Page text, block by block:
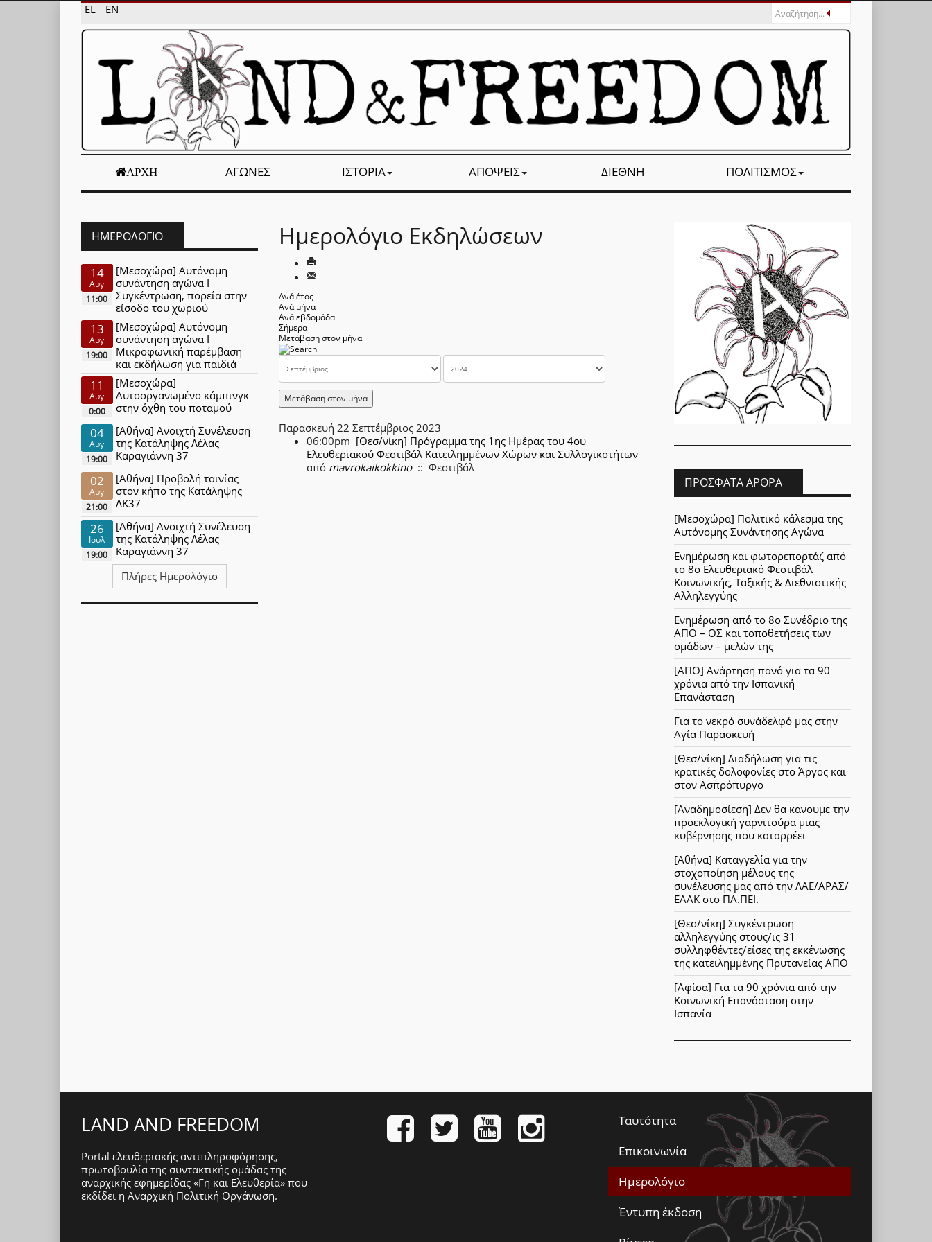
EL EN
ΑΡΧΉ ΑΓΏΝΕΣ ΙΣΤΟΡΊΑ ΑΠΌΨΕΙΣ ΔΙΕΘΝΉ ΠΟΛΙΤΙΣΜΌΣ
Ημερολόγιο Εκδηλώσεων
Ανά έτος
Ανά μήνα
Ανά εβδομάδα
Σήμερα
Μετάβαση στον μήνα
Μετάβαση στον μήνα
Παρασκευή 22 Σεπτέμβριος 2023
06:00pm [Θεσ/νίκη] Πρόγραμμα της 1ης Ημέρας του 4ου
Ελευθεριακού Φεστιβάλ Κατειλημμένων Χώρων και Συλλογικοτήτων
από mavrokaikokkino:: Φεστιβάλ
ΗΜΕΡΟΛΌΓΙΟ
14
Αυγ
11:00
[Μεσοχώρα] Αυτόνομη
συνάντηση αγώνα Ι
Συγκέντρωση, πορεία στην
είσοδο του χωριού
13
Αυγ
19:00
[Μεσοχώρα] Αυτόνομη
συνάντηση αγώνα Ι
Μικροφωνική παρέμβαση
και εκδήλωση για παιδιά
11
Αυγ
0:00
[Μεσοχώρα]
Αυτοοργανωμένο κάμπινγκ
στην όχθη του ποταμού
04
Αυγ
19:00
[Αθήνα] Ανοιχτή Συνέλευση
της Κατάληψης Λέλας
Καραγιάννη 37
02
Αυγ
21:00
[Αθήνα] Προβολή ταινίας
στον κήπο της Κατάληψης
ΛΚ37
26
Ιουλ
19:00
[Αθήνα] Ανοιχτή Συνέλευση
της Κατάληψης Λέλας
Καραγιάννη 37
Πλήρες Ημερολόγιο
ΠΡΌΣΦΑΤΑ ΆΡΘΡΑ
[Μεσοχώρα] Πολιτικό κάλεσμα της
Αυτόνομης Συνάντησης Αγώνα
Ενημέρωση και φωτορεπορτάζ από
το 8ο Ελευθεριακό Φεστιβάλ
Κοινωνικής, Ταξικής & Διεθνιστικής
Αλληλεγγύης
Ενημέρωση από το 8ο Συνέδριο της
ΑΠΟ – ΟΣ και τοποθετήσεις των
ομάδων – μελών της
[ΑΠΟ] Ανάρτηση πανό για τα 90
χρόνια από την Ισπανική
Επανάσταση
Για το νεκρό συνάδελφό μας στην
Αγία Παρασκευή
[Θεσ/νίκη] Διαδήλωση για τις
κρατικές δολοφονίες στο Άργος και
στον Ασπρόπυργο
[Αναδημοσίεση] Δεν θα κανουμε την
προεκλογική γαρνιτούρα μιας
κυβέρνησης που καταρρέει
[Αθήνα] Καταγγελία για την
στοχοποίηση μέλους της
συνέλευσης μας από την ΛΑΕ/ΑΡΑΣ/
ΕΑΑΚ στο ΠΑ.ΠΕΙ.
[Θεσ/νίκη] Συγκέντρωση
αλληλεγγύης στους/ις 31
συλληφθέντες/είσες της εκκένωσης
της κατειλημμένης Πρυτανείας ΑΠΘ
[Αφίσα] Για τα 90 χρόνια από την
Κοινωνική Επανάσταση στην
Ισπανία
LAND AND FREEDOM
Portal ελευθεριακής αντιπληροφόρησης,
πρωτοβουλία της συντακτικής ομάδας της
αναρχικής εφημερίδας «Γη και Ελευθερία» που
εκδίδει η Αναρχική Πολιτική Οργάνωση.
Ταυτότητα
Επικοινωνία
Ημερολόγιο
Έντυπη έκδοση